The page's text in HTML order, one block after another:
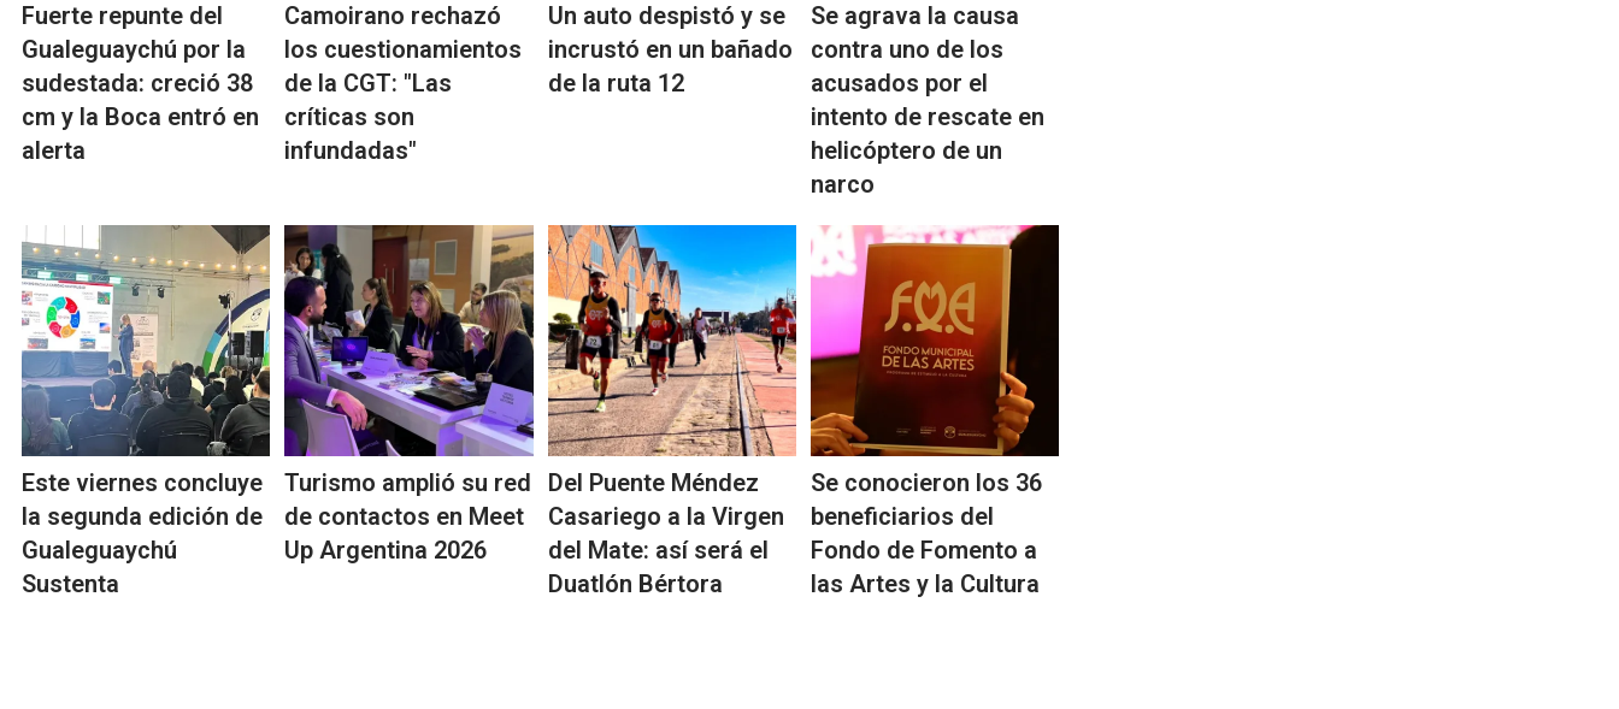
Fuerte repunte del
Gualeguaychú por la
sudestada: creció 38
cm y la Boca entró en
alerta
Camoirano rechazó
los cuestionamientos
de la CGT: "Las
críticas son
infundadas"
Un auto despistó y se
incrustó en un bañado
de la ruta 12
Se agrava la causa
contra uno de los
acusados por el
intento de rescate en
helicóptero de un
narco
Este viernes concluye
la segunda edición de
Gualeguaychú
Sustenta
Turismo amplió su red
de contactos en Meet
Up Argentina 2026
Del Puente Méndez
Casariego a la Virgen
del Mate: así será el
Duatlón Bértora
Se conocieron los 36
beneficiarios del
Fondo de Fomento a
las Artes y la Cultura